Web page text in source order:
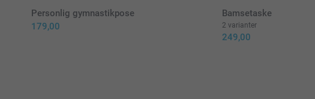
Personlig gymnastikpose
179,00
Bamsetaske
2 varianter
249,00